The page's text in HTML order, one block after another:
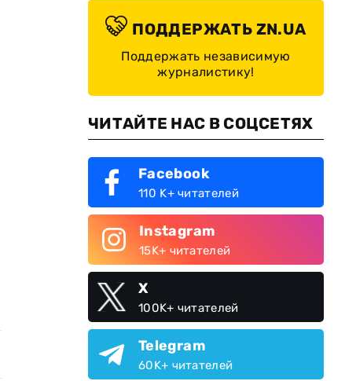
ПОДДЕРЖАТЬ ZN.UA
Поддержать независимую
журналистику!
ЧИТАЙТЕ НАС В СОЦСЕТЯХ
Facebook
110 K+ читателей
Instagram
15K+ читателей
X
100K+ читателей
Telegram
60K+ читателей